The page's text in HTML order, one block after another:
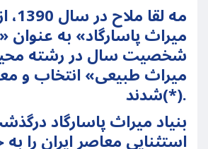
مه
میراث پاسارگاد» به عنوان
شخصیت سال در رشته
میراث طبیعی» انتخاب و
شدند(*).
بنیاد میراث پاسارگاد
استثنایی معاصر ایران را به